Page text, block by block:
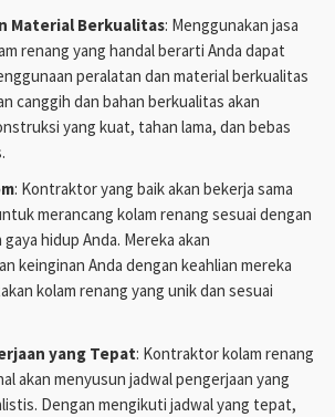
Material Berkualitas: Menggunakan jasa
renang yang handal berarti Anda dapat
peralatan dan material berkualitas
canggih dan bahan berkualitas akan
yang kuat, tahan lama, dan bebas
: Kontraktor yang baik akan bekerja sama
merancang kolam renang sesuai dengan
hidup Anda. Mereka akan
keinginan Anda dengan keahlian mereka
kolam renang yang unik dan sesuai
yang Tepat: Kontraktor kolam renang
akan menyusun jadwal pengerjaan yang
Dengan mengikuti jadwal yang tepat,